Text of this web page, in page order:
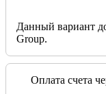
Данный вариант
Group.
Оплата счета